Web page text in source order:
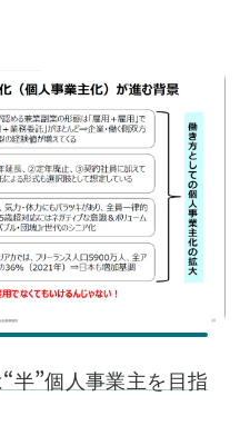
”個人事業主を目指